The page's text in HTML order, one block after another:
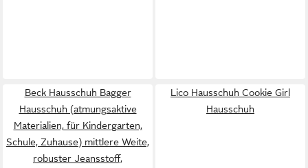
Beck Hausschuh Bagger
Hausschuh (atmungsaktive
Materialien, für Kindergarten,
Schule, Zuhause) mittlere Weite,
robuster Jeansstoff,
Lico Hausschuh Cookie Girl
Hausschuh